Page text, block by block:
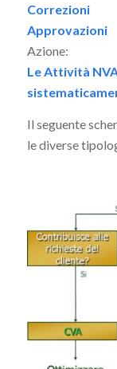
Correzioni
Approvazioni
Azione:
Le Attività
Il seguente
le diverse